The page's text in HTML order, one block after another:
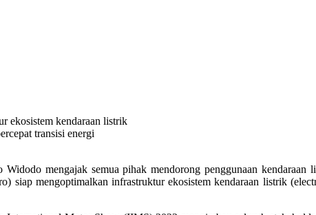
kendaraan listrik
transisi energi
mengajak semua pihak mendorong penggunaan
siap mengoptimalkan infrastruktur ekosistem kendaraan listrik